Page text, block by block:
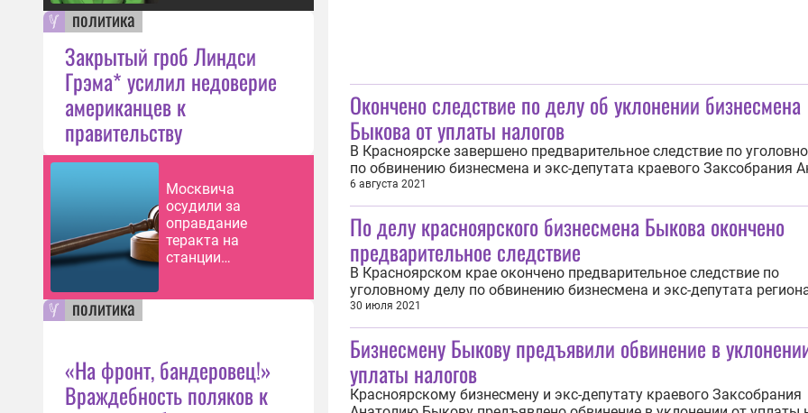
политика
Закрытый гроб Линдси
Грэма* усилил недоверие
американцев к
правительству
Москвича
осудили за
оправдание
теракта на
станции
политика
«На фронт, бандеровец!»
Враждебность поляков к
Окончено следствие по делу об уклонении бизнесмена
Быкова от уплаты налогов
В Красноярске завершено предварительное следствие по
по обвинению бизнесмена и экс-депутата краевого Заксобрания
Быкова в уклонении от уплаты налогов в особо крупном размере
198 УК РФ). Об этом ИА REGNUM сообщили 6 августа в Главном
следственном управлении СКР по...
6 августа 2021
По делу красноярского бизнесмена Быкова окончено
предварительное следствие
В Красноярском крае окончено предварительное следствие по
уголовному делу по обвинению бизнесмена и экс-депутата
Заксобрания Анатолия Быкова в подстрекательствах к
убийства по найму и покушению на убийство двух человек по
этом ИА REGNUM сообщили 30 июля в...
30 июля 2021
Бизнесмену Быкову предъявили обвинение в
уплаты налогов
Красноярскому бизнесмену и экс-депутату краевого Заксобрания